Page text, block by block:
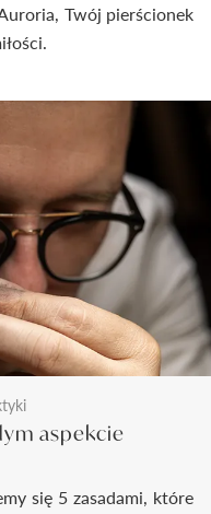
Twój pierścionek
aspekcie
się 5 zasadami, które